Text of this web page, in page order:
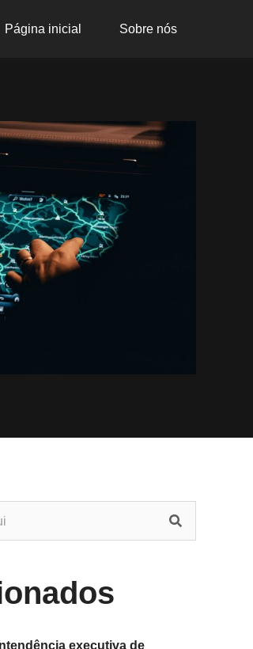
Página inicial Sobre nós
executiva de